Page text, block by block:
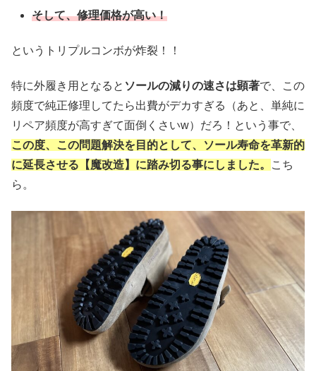
そして、修理価格が高い！
というトリプルコンボが炸裂！！
特に外履き用となると ソールの減りの速さは顕著で、この
頻度で純正修理してたら出費がデカすぎる（あと、単純に
リペア頻度が高すぎて面倒くさいw）だろ！という事で、
この度、この問題解決を目的として、ソール寿命を革新的
に延長させる【魔改造】に踏み切る事にしました。
こち
ら。